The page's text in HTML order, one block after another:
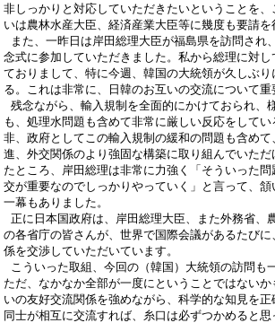
非しっかりと対応していただきたいということを
いは農林水産大臣、経済産業大臣等に幾度も要請を
また、一昨日は岸田総理大臣が福島県を訪問され
念式に参加していただきました。私から総理に対し
ておりまして、特に今週、韓国の大統領が久しぶ
る。これは非常に、日韓のお互いの交流について重
残念ながら、輸入規制を全面的にかけておられ、
も、処理水問題も含めて非常に厳しい反応をして
非、政府としてこの輸入規制の緩和の問題も含め
進、外交関係のより強固な構築に取り組んでいただ
たところ、岸田総理は非常に力強く「そういった
交が重要なのでしっかりやっていく」と言って、頷
一幕もありました。
正に日本国政府は、岸田総理大臣、また外務省、
の各省庁の皆さんが、世界で国際会議があるたび
係を交渉していただいています。
こういった取組、今回の（韓国）大統領の訪問も
ただ、なかなか全部が一度にということではない
いの友好交流関係を強めながら、科学的な知見を
同士が相互に交流すれば、糸口は必ずつかめると